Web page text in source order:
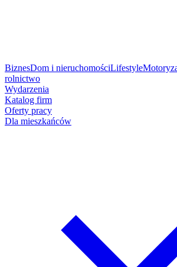
BiznesDom i nieruchomościLifestyle
rolnictwo
Wydarzenia
Katalog firm
Oferty pracy
Dla mieszkańców